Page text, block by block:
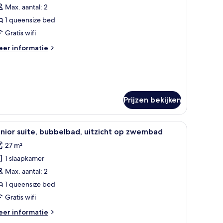
Max. aantal: 2
1 queensize bed
Gratis wifi
informatie
Prijzen bekijken
rand, een rieten dakconstructie en een boom.
Een slaapkamer met een bed, een zithoek
9 suite, bubbelbad, uitzicht op zwembad
27 m²
1 slaapkamer
Max. aantal: 2
1 queensize bed
Gratis wifi
informatie